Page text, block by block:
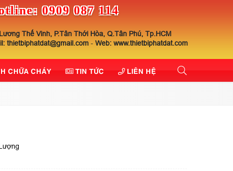
0909 087 114
Thế Vinh, P.Tân Thới Hòa, Q.Tân Phú, Tp.HCM
thietbiphatdat@gmail.com- Web: www.thietbiphatdat.com
CHỮA CHÁY TIN TỨC LIÊN HỆ